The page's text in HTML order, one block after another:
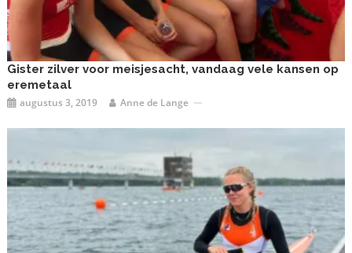
Gister zilver voor meisjesacht, vandaag vele kansen op
eremetaal
augustus 3, 2019 Anne de Lange